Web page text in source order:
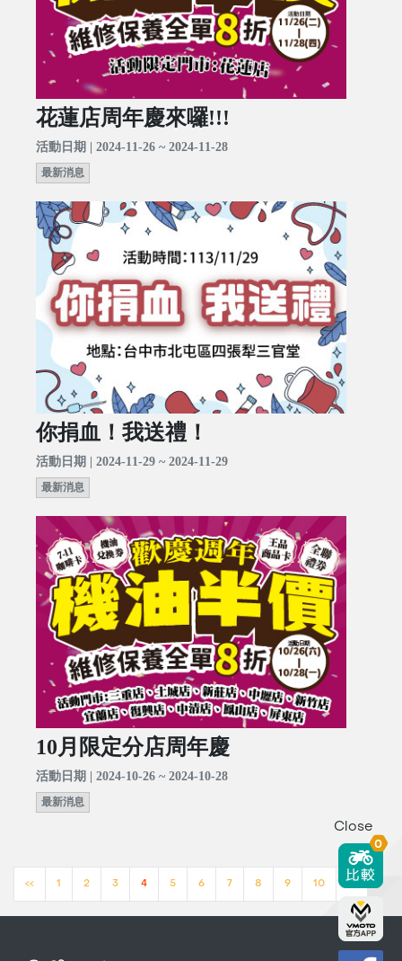
花蓮店周年慶來囉!!!
活動日期 | 2024-11-26 ~ 2024-11-28
最新消息
你捐血！我送禮！
活動日期 | 2024-11-29 ~ 2024-11-29
最新消息
10月限定分店周年慶
活動日期 | 2024-10-26 ~ 2024-10-28
最新消息
<< 1 2 3 4 5 6 7 8 9 10 >>
Close
0